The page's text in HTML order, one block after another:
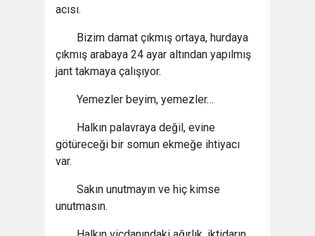
acısı.
Bizim damat çıkmış ortaya, hurdaya
çıkmış arabaya 24 ayar altından yapılmış
jant takmaya çalışıyor.
Yemezler beyim, yemezler…
Halkın palavraya değil, evine
götüreceği bir somun ekmeğe ihtiyacı
var.
Sakın unutmayın ve hiç kimse
unutmasın.